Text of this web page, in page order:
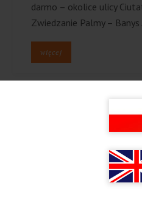
darmo – okolice ulicy
Zwiedzanie Palmy – Banys
więcej
Follow